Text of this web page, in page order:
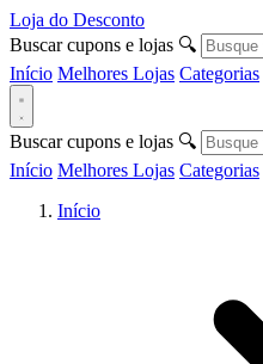
Loja do Desconto
Buscar cupons e lojas 🔍
Início Melhores Lojas Categorias
Buscar cupons e lojas 🔍
Início Melhores Lojas Categorias
Início